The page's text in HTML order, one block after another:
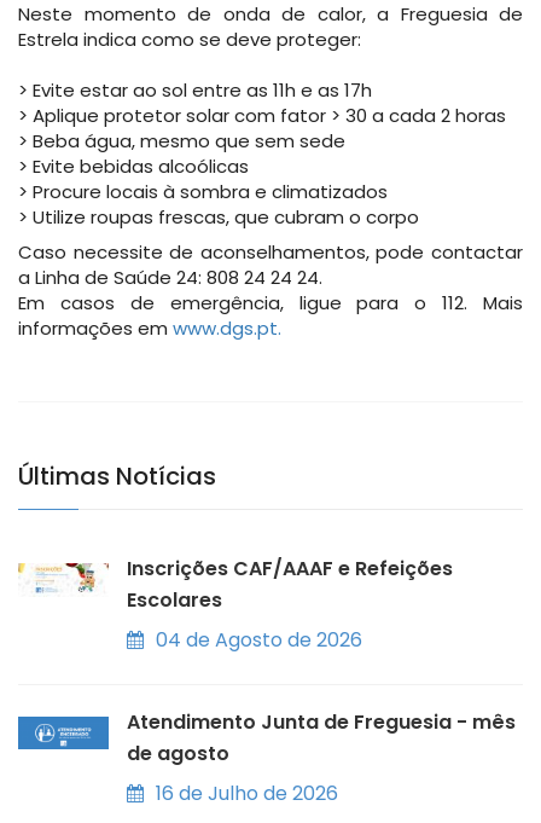
Neste momento de onda de calor, a Freguesia de
Estrela indica como se deve proteger:
> Evite estar ao sol entre as 11h e as 17h
> Aplique protetor solar com fator > 30 a cada 2 horas
> Beba água, mesmo que sem sede
> Evite bebidas alcoólicas
> Procure locais à sombra e climatizados
> Utilize roupas frescas, que cubram o corpo
Caso necessite de aconselhamentos, pode contactar
a Linha de Saúde 24: 808 24 24 24.
Em casos de emergência, ligue para o 112. Mais
informações em www.dgs.pt.
Últimas Notícias
Inscrições CAF/AAAF e Refeições
Escolares
04 de Agosto de 2026
Atendimento Junta de Freguesia - mês
de agosto
16 de Julho de 2026